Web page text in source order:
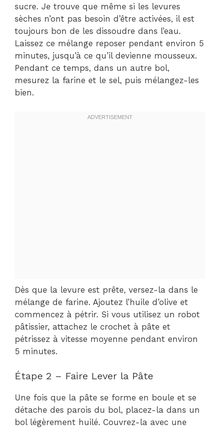
sucre. Je trouve que même si les levures
sèches n’ont pas besoin d’être activées, il est
toujours bon de les dissoudre dans l’eau.
Laissez ce mélange reposer pendant environ 5
minutes, jusqu’à ce qu’il devienne mousseux.
Pendant ce temps, dans un autre bol,
mesurez la farine et le sel, puis mélangez-les
bien.
Dès que la levure est prête, versez-la dans le
mélange de farine. Ajoutez l’huile d’olive et
commencez à pétrir. Si vous utilisez un robot
pâtissier, attachez le crochet à pâte et
pétrissez à vitesse moyenne pendant environ
5 minutes.
Étape 2 – Faire Lever la Pâte
Une fois que la pâte se forme en boule et se
détache des parois du bol, placez-la dans un
bol légèrement huilé. Couvrez-la avec une